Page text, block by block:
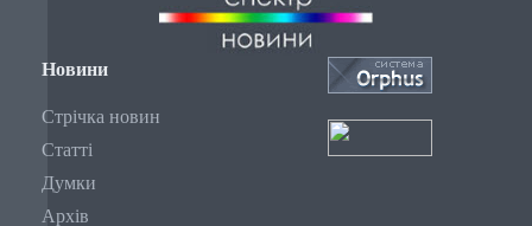
Новини
Стрічка новин
Статті
Думки
Архів